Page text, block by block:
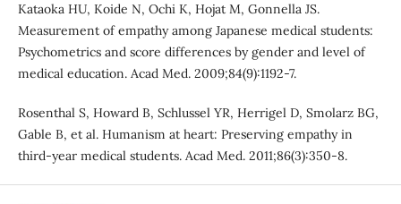
Kataoka HU, Koide N, Ochi K, Hojat M, Gonnella JS.
Measurement of empathy among Japanese medical students:
Psychometrics and score differences by gender and level of
medical education. Acad Med. 2009;84(9):1192-7.
Rosenthal S, Howard B, Schlussel YR, Herrigel D, Smolarz BG,
Gable B, et al. Humanism at heart: Preserving empathy in
third-year medical students. Acad Med. 2011;86(3):350-8.